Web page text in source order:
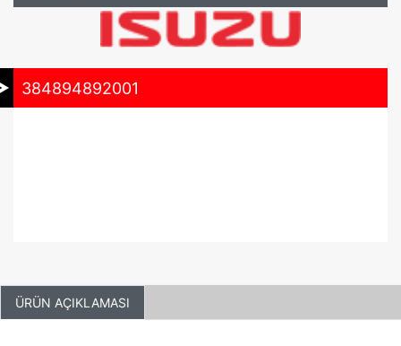
384894892001
ÜRÜN AÇIKLAMASI